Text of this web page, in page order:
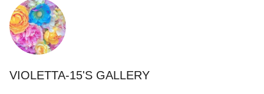
VIOLETTA-15'S GALLERY